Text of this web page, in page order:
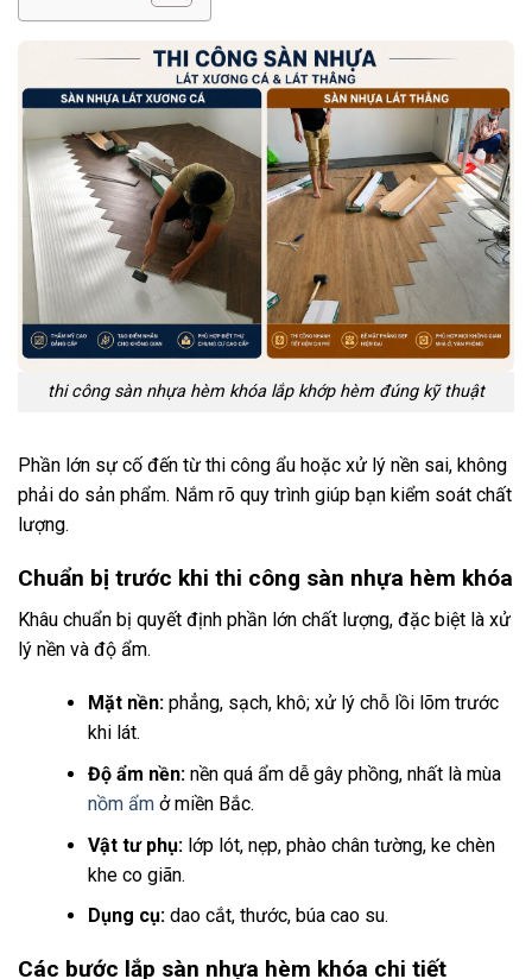
thi công sàn nhựa hèm khóa lắp khớp hèm đúng kỹ thuật
Phần lớn sự cố đến từ thi công ẩu hoặc xử lý nền sai, không
phải do sản phẩm. Nắm rõ quy trình giúp bạn kiểm soát chất
lượng.
Chuẩn bị trước khi thi công sàn nhựa hèm khóa
Khâu chuẩn bị quyết định phần lớn chất lượng, đặc biệt là xử
lý nền và độ ẩm.
Mặt nền:phẳng, sạch, khô; xử lý chỗ lồi lõm trước
khi lát.
Độ ẩm nền:nền quá ẩm dễ gây phồng, nhất là mùa
nồm ẩmở miền Bắc.
Vật tư phụ:lớp lót, nẹp, phào chân tường, ke chèn
khe co giãn.
Dụng cụ:dao cắt, thước, búa cao su.
Các bước lắp sàn nhựa hèm khóa chi tiết